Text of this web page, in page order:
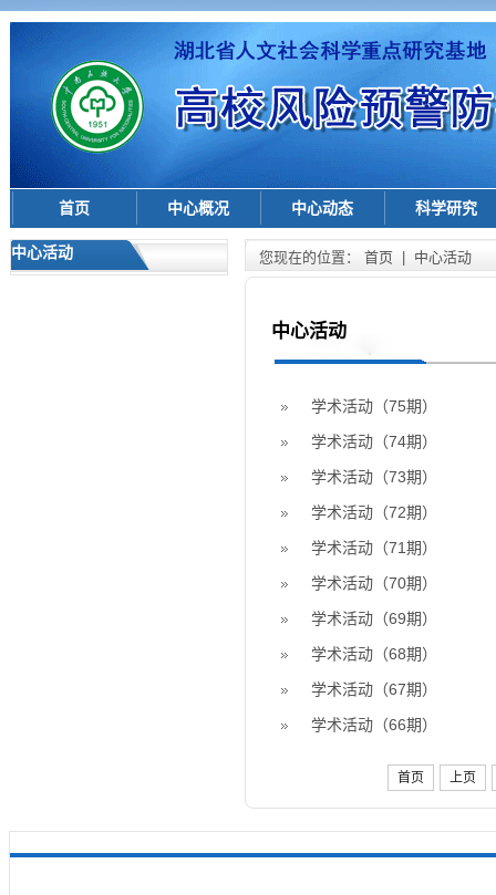
首页 中心概况 中心动态 科学研究
中心活动 您现在的位置： 首页 中心活动
中心活动
学术活动（75期）
学术活动（74期）
学术活动（73期）
学术活动（72期）
学术活动（71期）
学术活动（70期）
学术活动（69期）
学术活动（68期）
学术活动（67期）
学术活动（66期）
首页 上页